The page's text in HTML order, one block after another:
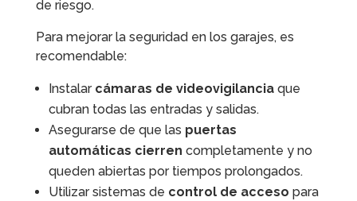
de riesgo.
Para mejorar la seguridad en los garajes, es
recomendable:
Instalar cámaras de videovigilanciaque
cubran todas las entradas y salidas.
Asegurarse de que las puertas
automáticas cierren completamente y no
queden abiertas por tiempos prolongados.
Utilizar sistemas de control de acceso para